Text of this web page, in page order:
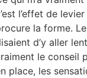
l’effet de
la forme.
d’y aller
le conseil
place, les